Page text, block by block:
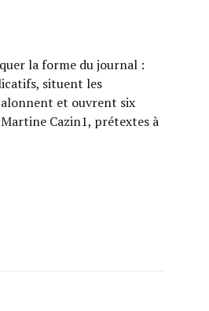
la forme du journal :
situent les
et ouvrent six
Cazin1, prétextes à